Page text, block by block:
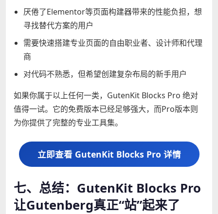
厌倦了Elementor等页面构建器带来的性能负担，想
寻找替代方案的用户
需要快速搭建专业页面的自由职业者、设计师和代理
商
对代码不熟悉，但希望创建复杂布局的新手用户
如果你属于以上任何一类，GutenKit Blocks Pro 绝对
值得一试。它的免费版本已经足够强大，而Pro版本则
为你提供了完整的专业工具集。
立即查看 GutenKit Blocks Pro 详情
七、总结：GutenKit Blocks Pro
让Gutenberg真正“站”起来了